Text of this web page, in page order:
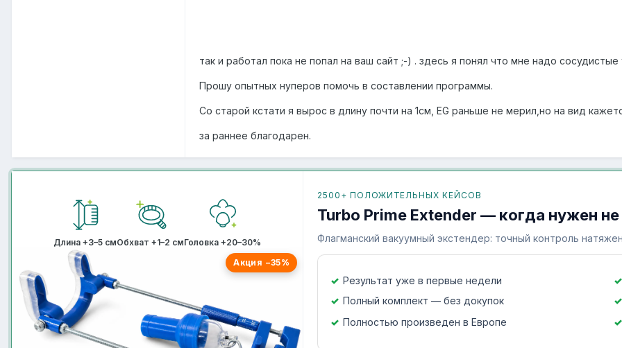
так и работал пока не попал на ваш сайт ;-) . здесь я понял что мне надо
Прошу опытных нуперов помочь в составлении программы.
Cо старой кстати я вырос в длину почти на 1см, EG раньше не мерил,но на вид
за раннее благодарен.
Длина +3–5 смОбхват +1–2 смГоловка +20–30%
Акция −35%
2500+ ПОЛОЖИТЕЛЬНЫХ КЕЙСОВ
Turbo Prime Extender — когда нужен
Флагманский вакуумный экстендер: точный контроль
Результат уже в первые недели
Полный комплект — без докупок
Полностью произведен в Европе